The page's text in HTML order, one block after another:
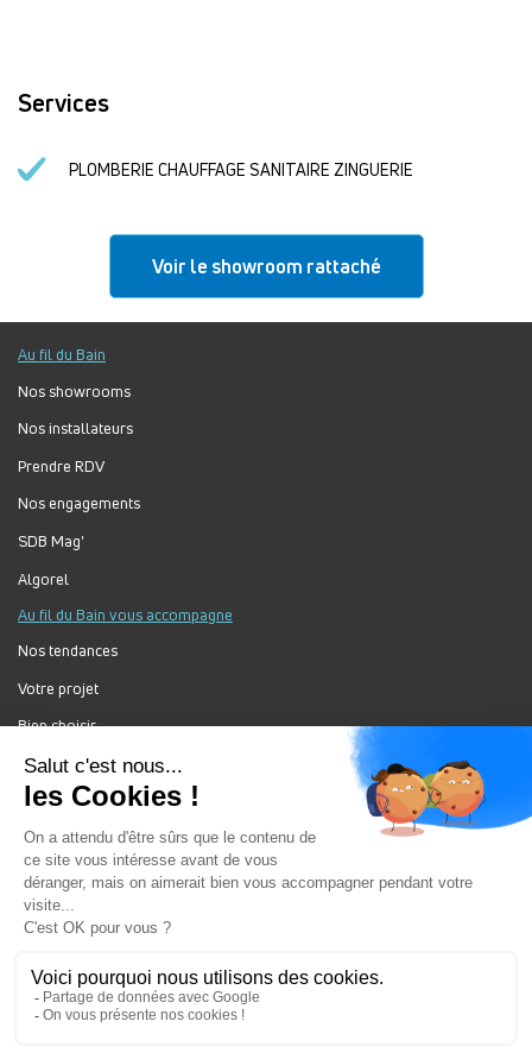
Services
PLOMBERIE CHAUFFAGE SANITAIRE ZINGUERIE
Voir le showroom rattaché
Au fil du Bain
Nos showrooms
Nos installateurs
Prendre RDV
Nos engagements
SDB Mag'
Algorel
Au fil du Bain vous accompagne
Nos tendances
Votre projet
Bien choisir
Forum Au Fil du Bain
Nos produits
Gestion des cookies
Mentions légales